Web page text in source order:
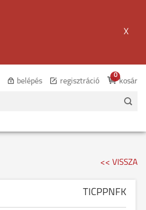
X
belépés regisztráció kosár
0
<< VISSZA
TICPPNFK